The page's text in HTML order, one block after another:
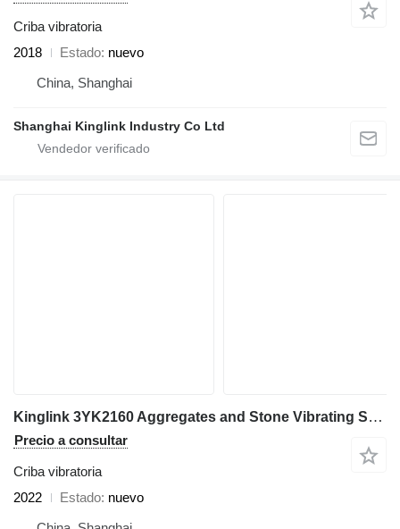
Criba vibratoria
2018
Estado nuevo
China, Shanghai
Shanghai Kinglink Industry Co Ltd
Kinglink 3YK2160 Aggregates and Stone Vibrating Screen | 300TPH
Precio a consultar
Criba vibratoria
2022
Estado nuevo